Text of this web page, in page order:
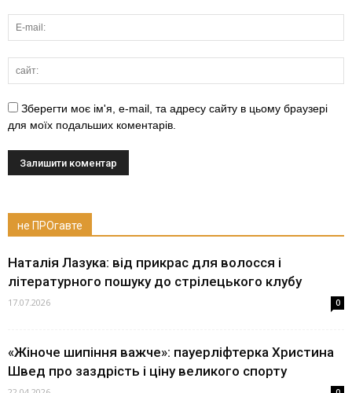
Зберегти моє ім'я, e-mail, та адресу сайту в цьому браузері
для моїх подальших коментарів.
не ПРОгавте
Наталія Лазука: від прикрас для волосся і
літературного пошуку до стрілецького клубу
17.07.2026 0
«Жіноче шипіння важче»: пауерліфтерка Христина
Швед про заздрість і ціну великого спорту